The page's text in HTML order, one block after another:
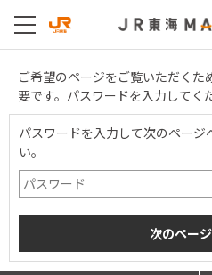
ご希望のページをご覧いただく
要です。パスワードを入力してく
パスワードを入力して次のペー
い。